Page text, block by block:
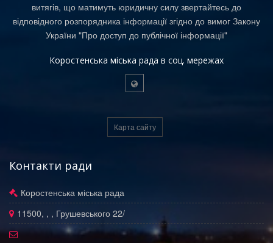
витягів, що матимуть юридичну силу звертайтесь до
відповідного розпорядника інформації згідно до вимог Закону
України "Про доступ до публічної інформації"
Коростенська міська рада в соц. мережах
Карта сайту
Контакти ради
Коростенська міська рада
11500, , , Грушевського 22/